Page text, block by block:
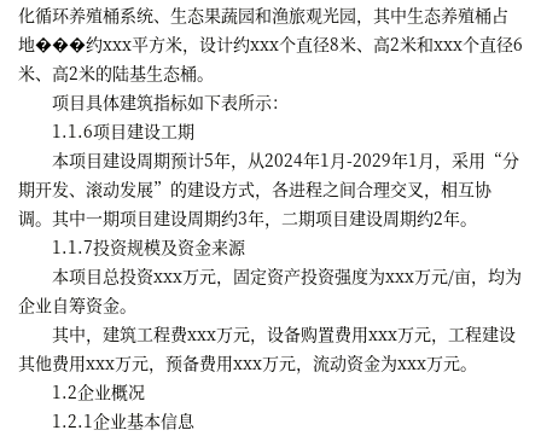
化循环养殖桶系统、生态果蔬园和渔旅观光园，其中生态养殖桶占
地���约xxx平方米，设计约xxx个直径8米、高2米和xxx个直径6
米、高2米的陆基生态桶。
项目具体建筑指标如下表所示：
1.1.6项目建设工期
本项目建设周期预计5年，从2024年1月-2029年1月，采用“分
期开发、滚动发展”的建设方式，各进程之间合理交叉，相互协
调。其中一期项目建设周期约3年，二期项目建设周期约2年。
1.1.7投资规模及资金来源
本项目总投资xxx万元，固定资产投资强度为xxx万元/亩，均为
企业自筹资金。
其中，建筑工程费xxx万元，设备购置费用xxx万元，工程建设
其他费用xxx万元，预备费用xxx万元，流动资金为xxx万元。
1.2企业概况
1.2.1企业基本信息